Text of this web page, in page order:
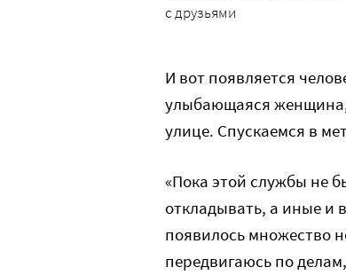
с друзьями
И вот появляется
улыбающаяся женщина,
улице. Спускаемся в
«Пока этой службы не
откладывать, а иные и
появилось множество
передвигаюсь по